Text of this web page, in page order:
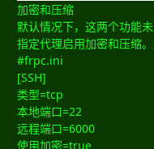
加密和压缩
默认情况下，这两个功能
指定代理启用加密和压缩
#frpc.ini
[SSH]
类型=tcp
本地端口=22
远程端口=6000
使用加密=true